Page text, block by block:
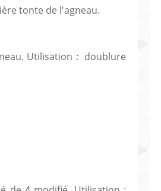
tonte de l'agneau.
Utilisation : doublure